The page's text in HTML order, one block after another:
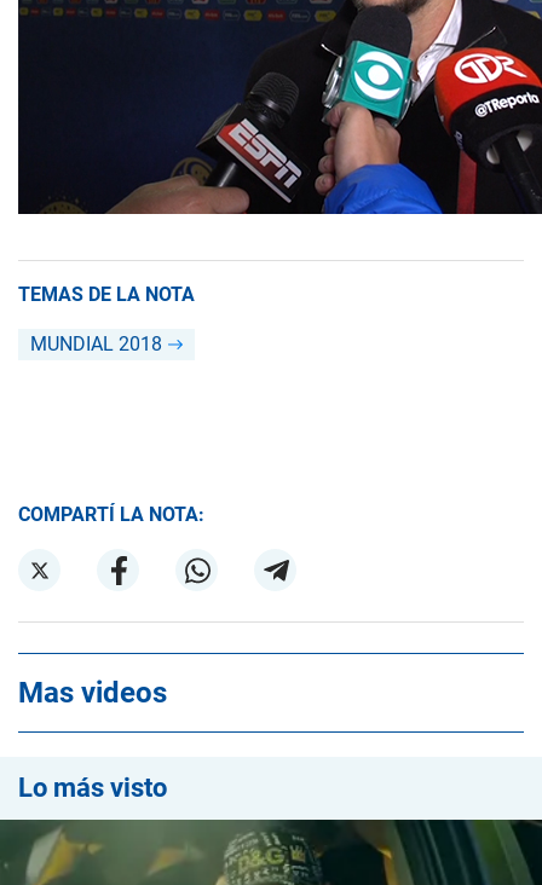
TEMAS DE LA NOTA
MUNDIAL 2018
COMPARTÍ LA NOTA:
Mas videos
Lo más visto